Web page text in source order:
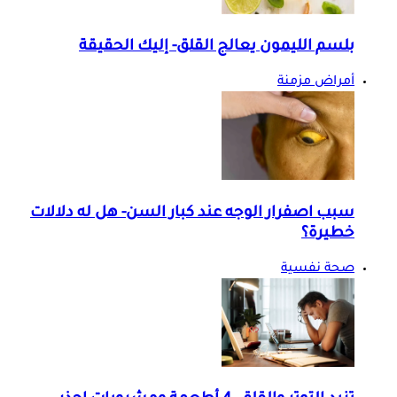
بلسم الليمون يعالج القلق- إليك الحقيقة
أمراض مزمنة
سبب اصفرار الوجه عند كبار السن- هل له دلالات
خطيرة؟
صحة نفسية